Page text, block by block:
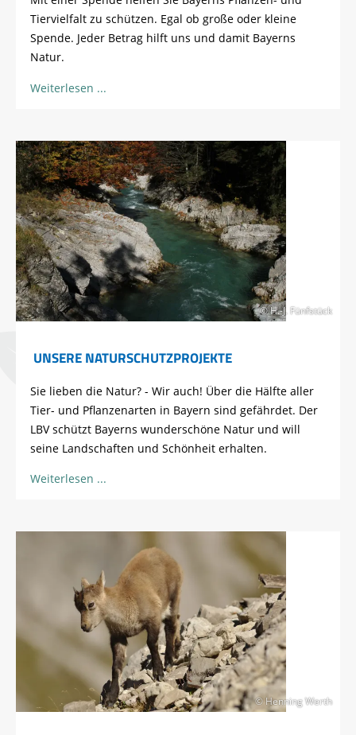
Tiervielfalt zu schützen. Egal ob große oder kleine
Spende. Jeder Betrag hilft uns und damit Bayerns
Natur.
Weiterlesen
© H.-J. Fünfstück
UNSERE NATURSCHUTZPROJEKTE
Sie lieben die Natur? - Wir auch! Über die Hälfte aller
Tier- und Pflanzenarten in Bayern sind gefährdet. Der
LBV schützt Bayerns wunderschöne Natur und will
seine Landschaften und Schönheit erhalten.
Weiterlesen
© Henning Werth